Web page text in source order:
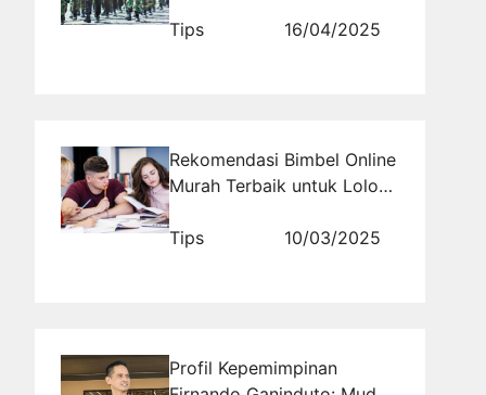
Mengerjakannya
Tips 16/04/2025
Rekomendasi Bimbel Online
Murah Terbaik untuk Lolos
Tips
10/03/2025
Profil Kepemimpinan